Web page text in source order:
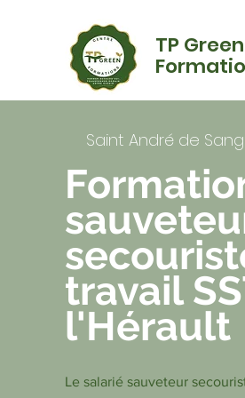
TP Green
Saint André de
travail
l'Hérault
Le salarié sauveteur